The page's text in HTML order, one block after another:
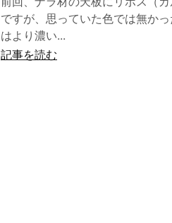
ですが、思っていた色では無か
はより濃い...
記事を読む